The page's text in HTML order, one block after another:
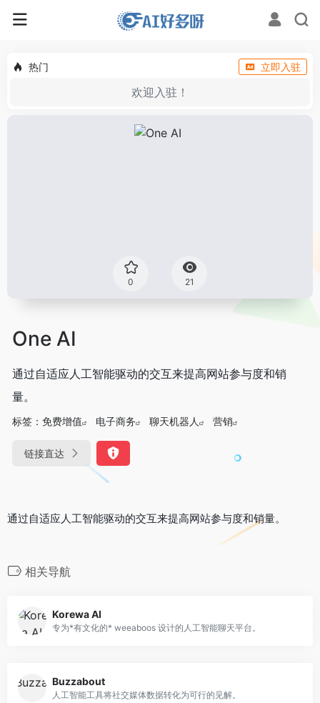
热门 立即入驻
欢迎入驻！
0 21
One AI
通过自适应人工智能驱动的交互来提高网站参与度和销
量。
标签： 免费增值 电子商务 聊天机器人 营销
链接直达
通过自适应人工智能驱动的交互来提高网站参与度和销量。
相关导航
Korewa AI
专为*有文化的* weeaboos 设计的人工智能聊天平台。
Buzzabout
人工智能工具将社交媒体数据转化为可行的见解。